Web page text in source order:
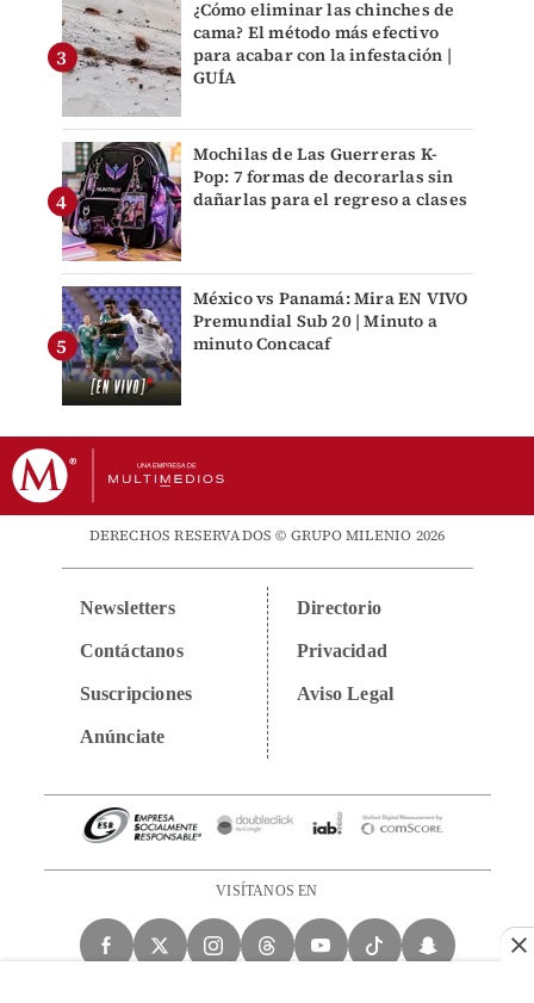
¿Cómo eliminar las chinches de
cama? El método más efectivo
para acabar con la infestación |
GUÍA
Mochilas de Las Guerreras K-
Pop: 7 formas de decorarlas sin
dañarlas para el regreso a clases
México vs Panamá: Mira EN VIVO
Premundial Sub 20 | Minuto a
minuto Concacaf
DERECHOS RESERVADOS © GRUPO MILENIO 2026
Newsletters
Contáctanos
Suscripciones
Anúnciate
Directorio
Privacidad
Aviso Legal
VISÍTANOS EN